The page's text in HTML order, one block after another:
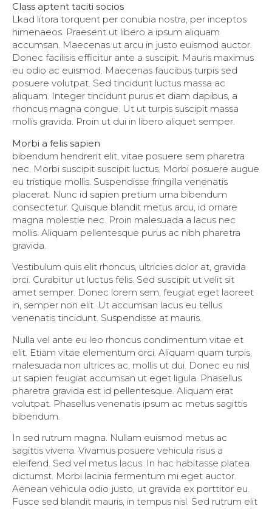
Class aptent taciti socios
Lkad litora torquent per conubia nostra, per inceptos
himenaeos. Praesent ut libero a ipsum aliquam
accumsan. Maecenas ut arcu in justo euismod auctor.
Donec facilisis efficitur ante a suscipit. Mauris maximus
eu odio ac euismod. Maecenas faucibus turpis sed
posuere volutpat. Sed tincidunt luctus massa ac
aliquam. Integer tincidunt purus et diam dapibus, a
rhoncus magna congue. Ut ut turpis suscipit massa
mollis gravida. Proin ut dui in libero aliquet semper.
Morbi a felis sapien
bibendum hendrerit elit, vitae posuere sem pharetra
nec. Morbi suscipit suscipit luctus. Morbi posuere augue
eu tristique mollis. Suspendisse fringilla venenatis
placerat. Nunc id sapien pretium urna bibendum
consectetur. Quisque blandit metus arcu, id ornare
magna molestie nec. Proin malesuada a lacus nec
mollis. Aliquam pellentesque purus ac nibh pharetra
gravida.
Vestibulum quis elit rhoncus, ultricies dolor at, gravida
orci. Curabitur ut luctus felis. Sed suscipit ut velit sit
amet semper. Donec lorem sem, feugiat eget laoreet
in, semper non elit. Ut accumsan lacus eu tellus
venenatis tincidunt. Suspendisse at mauris.
Nulla vel ante eu leo rhoncus condimentum vitae et
elit. Etiam vitae elementum orci. Aliquam quam turpis,
malesuada non ultrices ac, mollis ut dui. Donec eu nisl
ut sapien feugiat accumsan ut eget ligula. Phasellus
pharetra gravida est id pellentesque. Aliquam erat
volutpat. Phasellus venenatis ipsum ac metus sagittis
bibendum.
In sed rutrum magna. Nullam euismod metus ac
sagittis viverra. Vivamus posuere vehicula risus a
eleifend. Sed vel metus lacus. In hac habitasse platea
dictumst. Morbi lacinia fermentum mi eget auctor.
Aenean vehicula odio justo, ut gravida ex porttitor eu.
Fusce sed blandit mauris, in tempus nisl. Sed rutrum elit